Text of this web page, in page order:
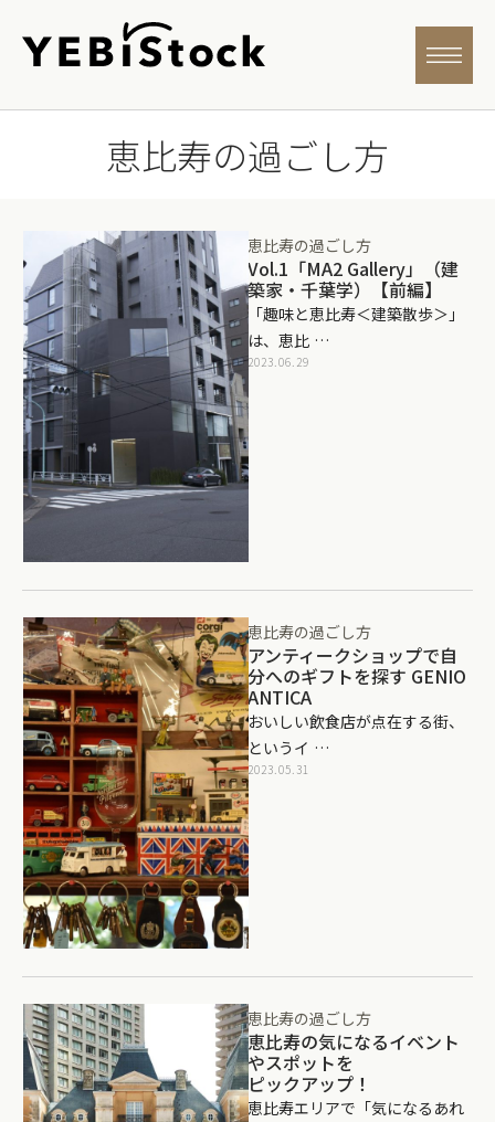
恵比寿の過ごし方
恵比寿の過ごし方
Vol.1「MA2 Gallery」（建
築家・千葉学）【前編】
「趣味と恵比寿＜建築散歩＞」
は、恵比 …
2023.06.29
恵比寿の過ごし方
アンティークショップで自
分へのギフトを探す GENIO
ANTICA
おいしい飲食店が点在する街、
というイ …
2023.05.31
恵比寿の過ごし方
恵比寿の気になるイベント
やスポットを
ピックアップ！
恵比寿エリアで「気になるあれ